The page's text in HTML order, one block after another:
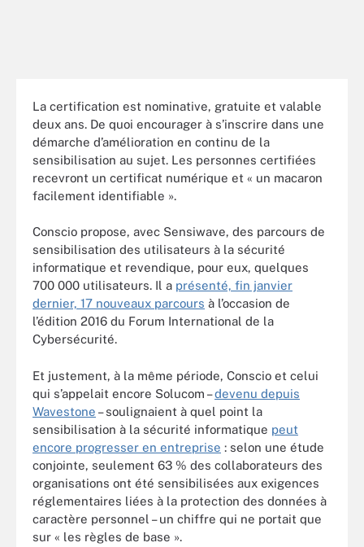
La certification est nominative, gratuite et valable
deux ans. De quoi encourager à s’inscrire dans une
démarche d’amélioration en continu de la
sensibilisation au sujet. Les personnes certifiées
recevront un certificat numérique et « un macaron
facilement identifiable ».
Conscio propose, avec Sensiwave, des parcours de
sensibilisation des utilisateurs à la sécurité
informatique et revendique, pour eux, quelques
700 000 utilisateurs. Il a présenté, fin janvier
dernier, 17 nouveaux parcours à l’occasion de
l’édition 2016 du Forum International de la
Cybersécurité.
Et justement, à la même période, Conscio et celui
qui s’appelait encore Solucom –devenu depuis
Wavestone – soulignaient à quel point la
sensibilisation à la sécurité informatique peut
encore progresser en entreprise : selon une étude
conjointe, seulement 63 % des collaborateurs des
organisations ont été sensibilisées aux exigences
réglementaires liées à la protection des données à
caractère personnel – un chiffre qui ne portait que
sur « les règles de base ».